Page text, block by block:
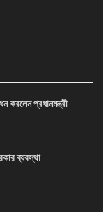
করলেন প্রধানমন্ত্রী
ব্যবস্থা